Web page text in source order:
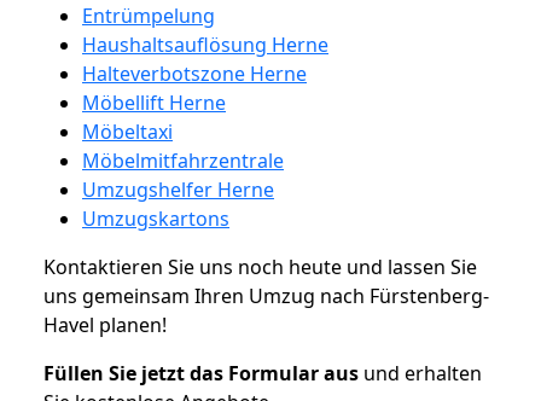
Entrümpelung
Haushaltsauflösung Herne
Halteverbotszone Herne
Möbellift Herne
Möbeltaxi
Möbelmitfahrzentrale
Umzugshelfer Herne
Umzugskartons
Kontaktieren Sie uns noch heute und lassen Sie
uns gemeinsam Ihren Umzug nach Fürstenberg-
Havel planen!
Füllen Sie jetzt das Formular aus und erhalten